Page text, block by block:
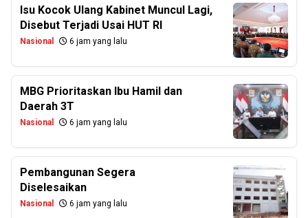
Isu Kocok Ulang Kabinet Muncul Lagi,
Disebut Terjadi Usai HUT RI
Nasional 6 jam yang lalu
MBG Prioritaskan Ibu Hamil dan
Daerah 3T
Nasional 6 jam yang lalu
Pembangunan Segera
Diselesaikan
Nasional 6 jam yang lalu